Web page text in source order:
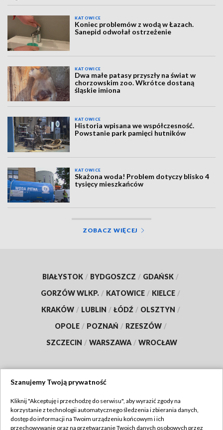
KATOWICE
Koniec problemów z wodą w Łazach.
Sanepid odwołał ostrzeżenie
KATOWICE
Dwa małe patasy przyszły na świat w
chorzowskim zoo. Wkrótce dostaną
śląskie imiona
KATOWICE
Historia wpisana we współczesność.
Powstanie park pamięci hutników
KATOWICE
Skażona woda! Problem dotyczy blisko 4
tysięcy mieszkańców
ZOBACZ WIĘCEJ
BIAŁYSTOK / BYDGOSZCZ / GDAŃSK /
GORZÓW WLKP. / KATOWICE / KIELCE /
KRAKÓW / LUBLIN / ŁÓDŹ / OLSZTYN /
OPOLE / POZNAŃ / RZESZÓW /
SZCZECIN / WARSZAWA / WROCŁAW
TVP
Szanujemy Twoją prywatność
Kliknij "Akceptuję i przechodzę do serwisu", aby wyrazić zgody na
korzystanie z technologii automatycznego śledzenia i zbierania danych,
dostęp do informacji na Twoim urządzeniu końcowym i ich
przechowywanie oraz na przetwarzanie Twoich danych osobowych przez